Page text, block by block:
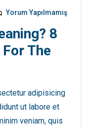
Yorum Yapılmamış
8
The
adipisicing
ut labore et
veniam, quis